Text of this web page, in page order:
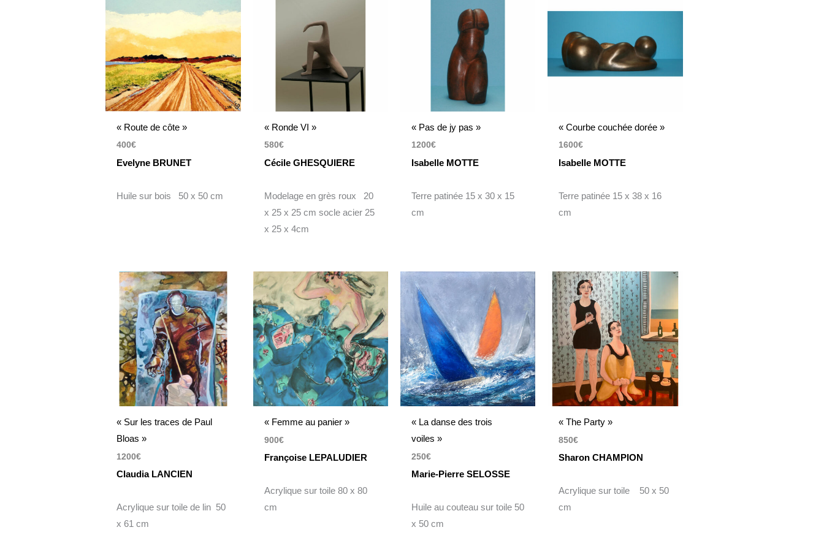
« Route de côte »
400€
Evelyne BRUNET
Huile sur bois 50 x 50 cm
« Ronde VI »
580€
Cécile GHESQUIERE
Modelage en grès roux 20
x 25 x 25 cm socle acier 25
x 25 x 4cm
« Pas de jy pas »
1200€
Isabelle MOTTE
Terre patinée 15 x 30 x 15
cm
« Courbe couchée dorée »
1600€
Isabelle MOTTE
Terre patinée 15 x 38 x 16
cm
« Sur les traces de Paul
Bloas »
1200€
Claudia LANCIEN
Acrylique sur toile de lin 50
x 61 cm
« Femme au panier »
900€
Françoise LEPALUDIER
Acrylique sur toile 80 x 80
cm
« La danse des trois
voiles »
250€
Marie-Pierre SELOSSE
Huile au couteau sur toile 50
x 50 cm
« The Party »
850€
Sharon CHAMPION
Acrylique sur toile 50 x 50
cm